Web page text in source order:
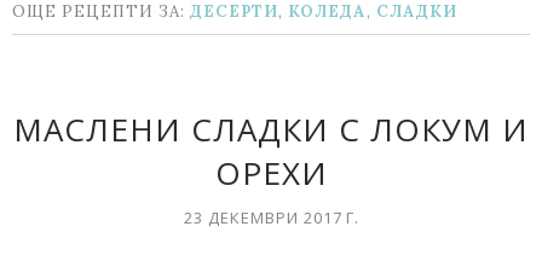
ОЩЕ РЕЦЕПТИ ЗА: ДЕСЕРТИ, КОЛЕДА, СЛАДКИ
МАСЛЕНИ СЛАДКИ С ЛОКУМ И
ОРЕХИ
23 ДЕКЕМВРИ 2017 Г.